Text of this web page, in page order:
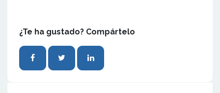
¿Te ha gustado? Compártelo